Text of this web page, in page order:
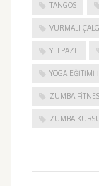
TANGOS
VURMALI
YELPAZE
YOGA EĞITIMI
ZUMBA
ZUMBA